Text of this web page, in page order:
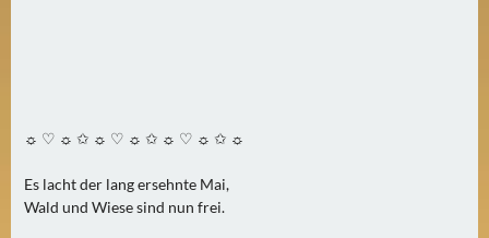
U
☼ ♡ ☼ ✩ ☼ ♡ ☼ ✩ ☼ ♡ ☼ ✩ ☼
Es lacht der lang ersehnte Mai,
Wald und Wiese sind nun frei.